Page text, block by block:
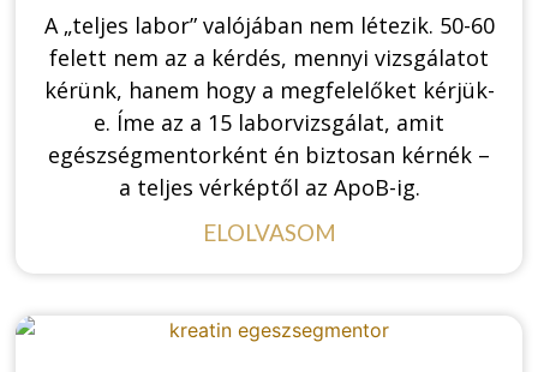
A „teljes labor” valójában nem létezik. 50-60
felett nem az a kérdés, mennyi vizsgálatot
kérünk, hanem hogy a megfelelőket kérjük-
e. Íme az a 15 laborvizsgálat, amit
egészségmentorként én biztosan kérnék –
a teljes vérképtől az ApoB-ig.
ELOLVASOM